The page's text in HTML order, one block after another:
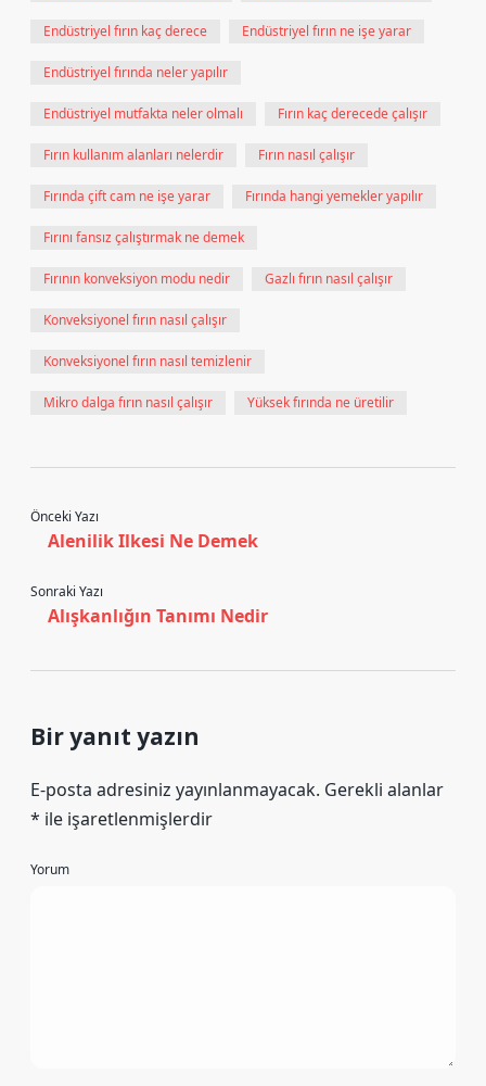
Endüstriyel fırın kaç derece Endüstriyel fırın ne işe yarar
Endüstriyel fırında neler yapılır
Endüstriyel mutfakta neler olmalı Fırın kaç derecede çalışır
Fırın kullanım alanları nelerdir Fırın nasıl çalışır
Fırında çift cam ne işe yarar Fırında hangi yemekler yapılır
Fırını fansız çalıştırmak ne demek
Fırının konveksiyon modu nedir Gazlı fırın nasıl çalışır
Konveksiyonel fırın nasıl çalışır
Konveksiyonel fırın nasıl temizlenir
Mikro dalga fırın nasıl çalışır Yüksek fırında ne üretilir
Önceki Yazı
Alenilik Ilkesi Ne Demek
Sonraki Yazı
Alışkanlığın Tanımı Nedir
Bir yanıt yazın
E-posta adresiniz yayınlanmayacak. Gerekli alanlar
* ile işaretlenmişlerdir
Yorum